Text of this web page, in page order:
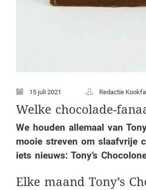
15 juli 2021 Redactie
Welke chocolade-
We houden allemaal van
mooie streven om slaafvrije
iets nieuws: Tony’s
Elke maand Tony’s